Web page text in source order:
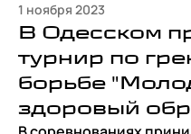
1 ноября 2023
В Одесском
турнир по
борьбе
здоровый